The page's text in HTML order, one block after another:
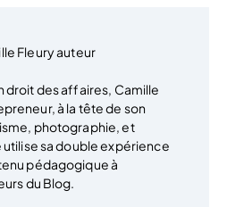
droit des affaires, Camille
à la tête de son
photographie, et
sa double expérience
pédagogique à
du Blog.